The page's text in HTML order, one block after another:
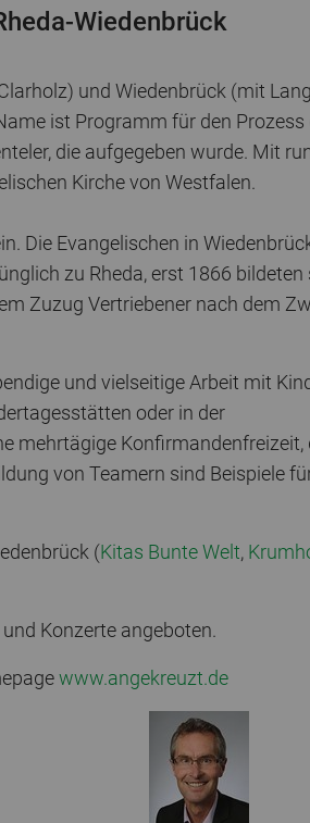
Wiedenbrück
und Wiedenbrück (mit
ist Programm für den Prozess
die aufgegeben wurde. Mit
Kirche von Westfalen.
Die Evangelischen in
zu Rheda, erst 1866 bildeten
Zuzug Vertriebener nach dem
und vielseitige Arbeit mit
oder in der
mehrtägige Konfirmandenfreizeit,
von Teamern sind Beispiele
(Kitas Bunte Welt,
Konzerte angeboten.
www.angekreuzt.de